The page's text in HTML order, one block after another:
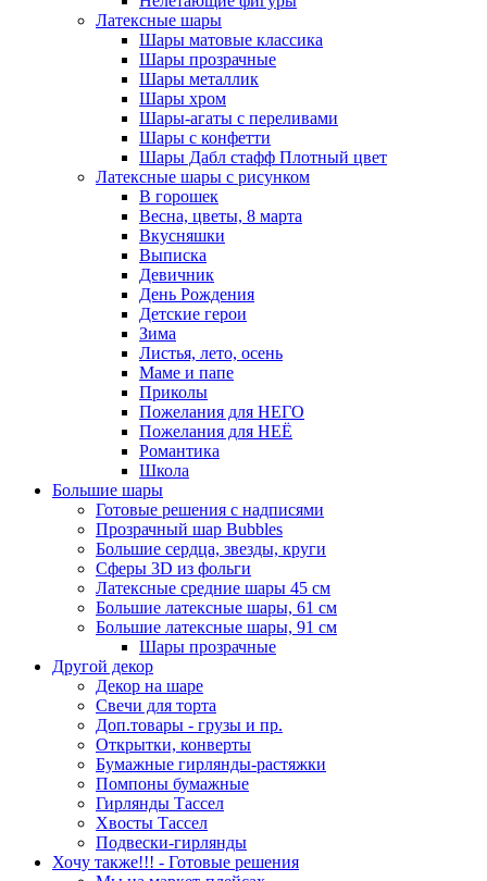
Латексные шары
Шары матовые классика
Шары прозрачные
Шары металлик
Шары хром
Шары-агаты с переливами
Шары с конфетти
Шары Дабл стафф Плотный цвет
Латексные шары с рисунком
В горошек
Весна, цветы, 8 марта
Вкусняшки
Выписка
Девичник
День Рождения
Детские герои
Зима
Листья, лето, осень
Маме и папе
Приколы
Пожелания для НЕГО
Пожелания для НЕЁ
Романтика
Школа
Большие шары
Готовые решения с надписями
Прозрачный шар Bubbles
Большие сердца, звезды, круги
Сферы 3D из фольги
Латексные средние шары 45 см
Большие латексные шары, 61 см
Большие латексные шары, 91 см
Шары прозрачные
Другой декор
Декор на шаре
Свечи для торта
Доп.товары - грузы и пр.
Открытки, конверты
Бумажные гирлянды-растяжки
Помпоны бумажные
Гирлянды Тассел
Хвосты Тассел
Подвески-гирлянды
Хочу также!!! - Готовые решения